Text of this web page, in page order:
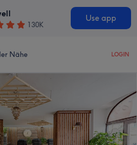
130K
Use app
Nähe LOGIN